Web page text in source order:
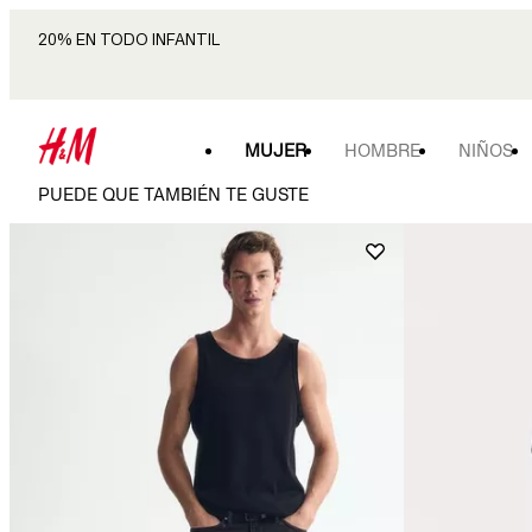
20% EN TODO INFANTIL
MUJER HOMBRE NIÑOS
PUEDE QUE TAMBIÉN TE GUSTE